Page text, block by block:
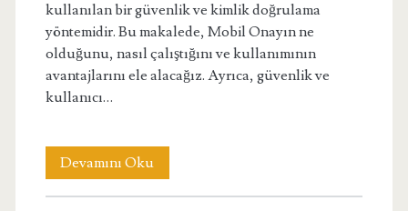
kullanılan bir güvenlik ve kimlik doğrulama
yöntemidir. Bu makalede, Mobil Onayın ne
olduğunu, nasıl çalıştığını ve kullanımının
avantajlarını ele alacağız. Ayrıca, güvenlik ve
kullanıcı…
Devamını OkuLibya
Mobil